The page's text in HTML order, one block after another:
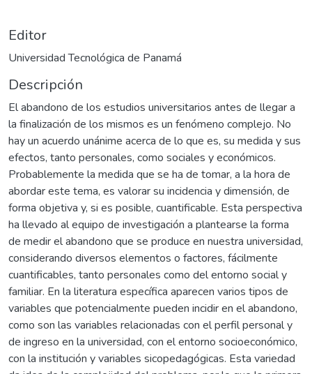
Editor
Universidad Tecnológica de Panamá
Descripción
El abandono de los estudios universitarios antes de llegar a
la finalización de los mismos es un fenómeno complejo. No
hay un acuerdo unánime acerca de lo que es, su medida y sus
efectos, tanto personales, como sociales y económicos.
Probablemente la medida que se ha de tomar, a la hora de
abordar este tema, es valorar su incidencia y dimensión, de
forma objetiva y, si es posible, cuantificable. Esta perspectiva
ha llevado al equipo de investigación a plantearse la forma
de medir el abandono que se produce en nuestra universidad,
considerando diversos elementos o factores, fácilmente
cuantificables, tanto personales como del entorno social y
familiar. En la literatura específica aparecen varios tipos de
variables que potencialmente pueden incidir en el abandono,
como son las variables relacionadas con el perfil personal y
de ingreso en la universidad, con el entorno socioeconómico,
con la institución y variables sicopedagógicas. Esta variedad